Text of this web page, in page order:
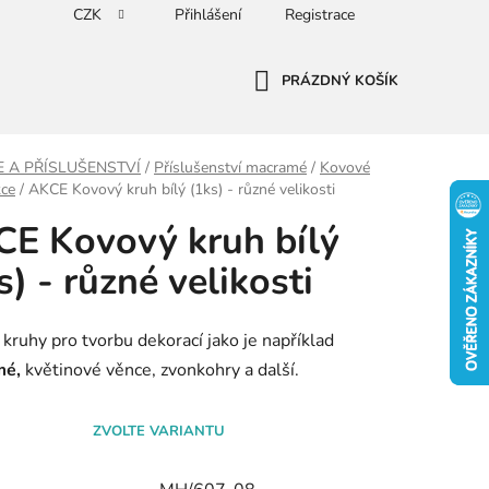
CZK Přihlášení Registrace
NÁKUPNÍ
PRÁZDNÝ KOŠÍK
A PŘÍSLUŠENSTVÍ / Příslušenství macramé / Kovové
/ AKCE Kovový kruh bílý (1ks) - různé velikosti
Kovový kruh bílý
- různé velikosti
kruhy pro tvorbu dekorací jako je například
květinové věnce, zvonkohry a další.
ZVOLTE VARIANTU